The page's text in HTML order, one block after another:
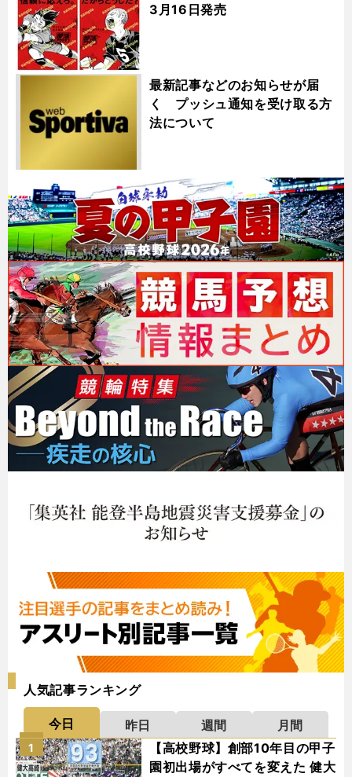
3月16日発売
最新記事などのお知らせが届
く プッシュ通知を受け取る方
法について
人気記事ランキング
今日 昨日 週間
月間
【高校野球】創部10年目の甲子
園初出場がすべてを変えた 健大
1